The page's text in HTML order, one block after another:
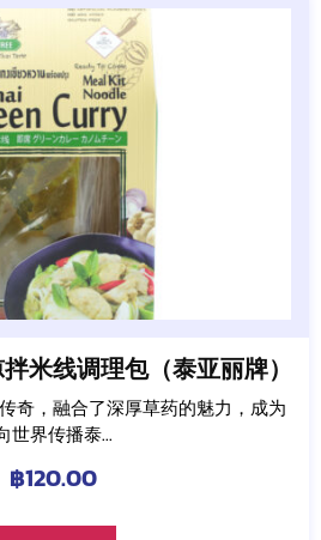
米线调理包（泰亚丽牌）
奇，融合了深厚草药的魅力，成为
世界传播泰...
฿120.00